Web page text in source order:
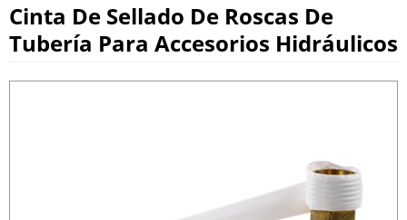
Cinta De Sellado De Roscas De
Tubería Para Accesorios Hidráulicos